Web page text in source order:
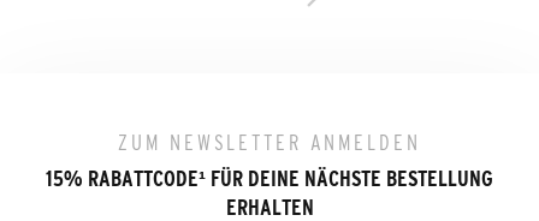
ZUM NEWSLETTER ANMELDEN
15% RABATTCODE¹ FÜR DEINE NÄCHSTE BESTELLUNG
ERHALTEN